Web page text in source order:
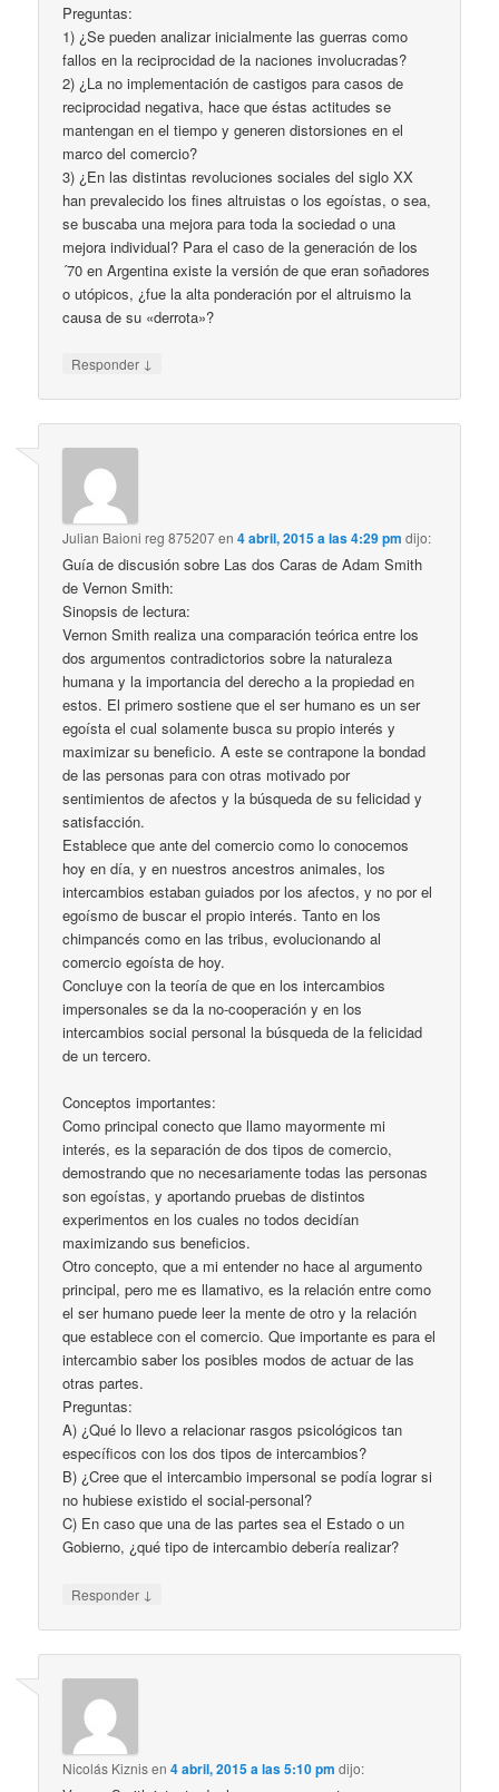
Preguntas:
1) ¿Se pueden analizar inicialmente las guerras como
fallos en la reciprocidad de la naciones involucradas?
2) ¿La no implementación de castigos para casos de
reciprocidad negativa, hace que éstas actitudes se
mantengan en el tiempo y generen distorsiones en el
marco del comercio?
3) ¿En las distintas revoluciones sociales del siglo XX
han prevalecido los fines altruistas o los egoístas, o sea,
se buscaba una mejora para toda la sociedad o una
mejora individual? Para el caso de la generación de los
´70 en Argentina existe la versión de que eran soñadores
o utópicos, ¿fue la alta ponderación por el altruismo la
causa de su «derrota»?
Responder ↓
Julian Baioni reg 875207en4 abril, 2015 a las 4:29 pm dijo:
Guía de discusión sobre Las dos Caras de Adam Smith
de Vernon Smith:
Sinopsis de lectura:
Vernon Smith realiza una comparación teórica entre los
dos argumentos contradictorios sobre la naturaleza
humana y la importancia del derecho a la propiedad en
estos. El primero sostiene que el ser humano es un ser
egoísta el cual solamente busca su propio interés y
maximizar su beneficio. A este se contrapone la bondad
de las personas para con otras motivado por
sentimientos de afectos y la búsqueda de su felicidad y
satisfacción.
Establece que ante del comercio como lo conocemos
hoy en día, y en nuestros ancestros animales, los
intercambios estaban guiados por los afectos, y no por el
egoísmo de buscar el propio interés. Tanto en los
chimpancés como en las tribus, evolucionando al
comercio egoísta de hoy.
Concluye con la teoría de que en los intercambios
impersonales se da la no-cooperación y en los
intercambios social personal la búsqueda de la felicidad
de un tercero.
Conceptos importantes:
Como principal conecto que llamo mayormente mi
interés, es la separación de dos tipos de comercio,
demostrando que no necesariamente todas las personas
son egoístas, y aportando pruebas de distintos
experimentos en los cuales no todos decidían
maximizando sus beneficios.
Otro concepto, que a mi entender no hace al argumento
principal, pero me es llamativo, es la relación entre como
el ser humano puede leer la mente de otro y la relación
que establece con el comercio. Que importante es para el
intercambio saber los posibles modos de actuar de las
otras partes.
Preguntas:
A) ¿Qué lo llevo a relacionar rasgos psicológicos tan
específicos con los dos tipos de intercambios?
B) ¿Cree que el intercambio impersonal se podía lograr si
no hubiese existido el social-personal?
C) En caso que una de las partes sea el Estado o un
Gobierno, ¿qué tipo de intercambio debería realizar?
Responder ↓
Nicolás Kiznisen4 abril, 2015 a las 5:10 pm dijo: